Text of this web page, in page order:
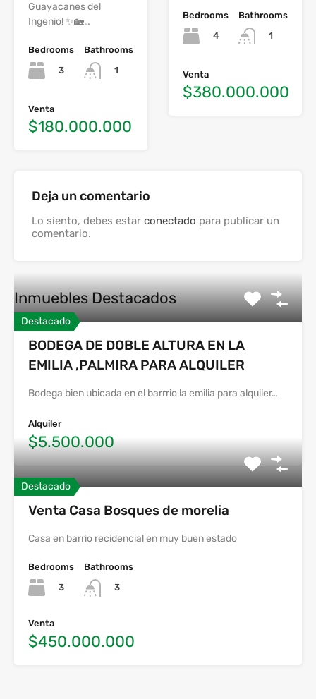
Guayacanes del
Ingenio! ✨🏡…
Bedrooms
3
Bathrooms
1
Venta
$180.000.000
Bedrooms
4
Bathrooms
1
Venta
$380.000.000
Deja un comentario
Lo siento, debes estar conectado para publicar un
comentario.
Inmuebles Destacados
Destacado
BODEGA DE DOBLE ALTURA EN LA
EMILIA ,PALMIRA PARA ALQUILER
Bodega bien ubicada en el barrrio la emilia para alquiler…
Alquiler
$5.500.000
Destacado
Venta Casa Bosques de morelia
Casa en barrio recidencial en muy buen estado
Bedrooms
3
Bathrooms
3
Venta
$450.000.000